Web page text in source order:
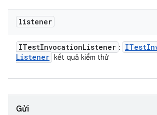
listener
ITestInvocationListener : ITest
Listener kết quả kiểm thử
Gửi